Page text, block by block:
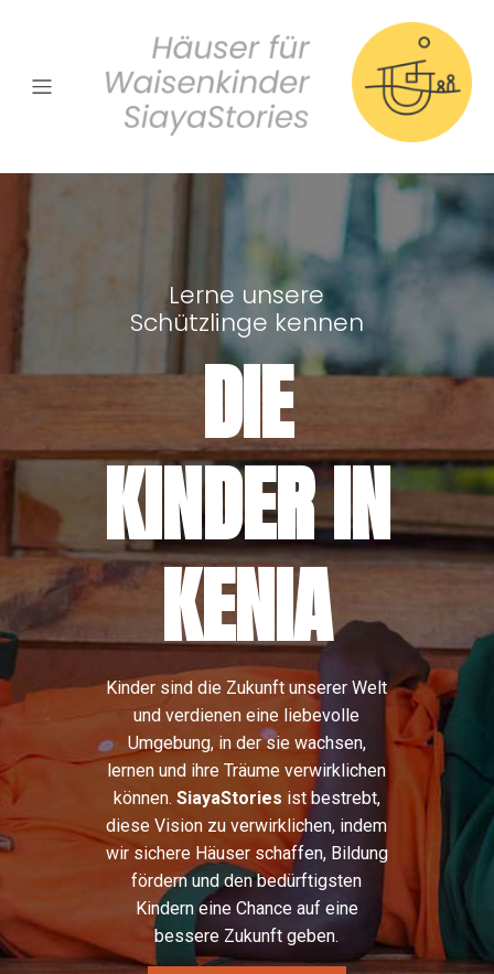
Lerne unsere
Schützlinge kennen
DIE
KINDER IN
KENIA
Kinder sind die Zukunft unserer Welt
und verdienen eine liebevolle
Umgebung, in der sie wachsen,
lernen und ihre Träume verwirklichen
können. SiayaStories ist bestrebt,
diese Vision zu verwirklichen, indem
wir sichere Häuser schaffen, Bildung
fördern und den bedürftigsten
Kindern eine Chance auf eine
bessere Zukunft geben.